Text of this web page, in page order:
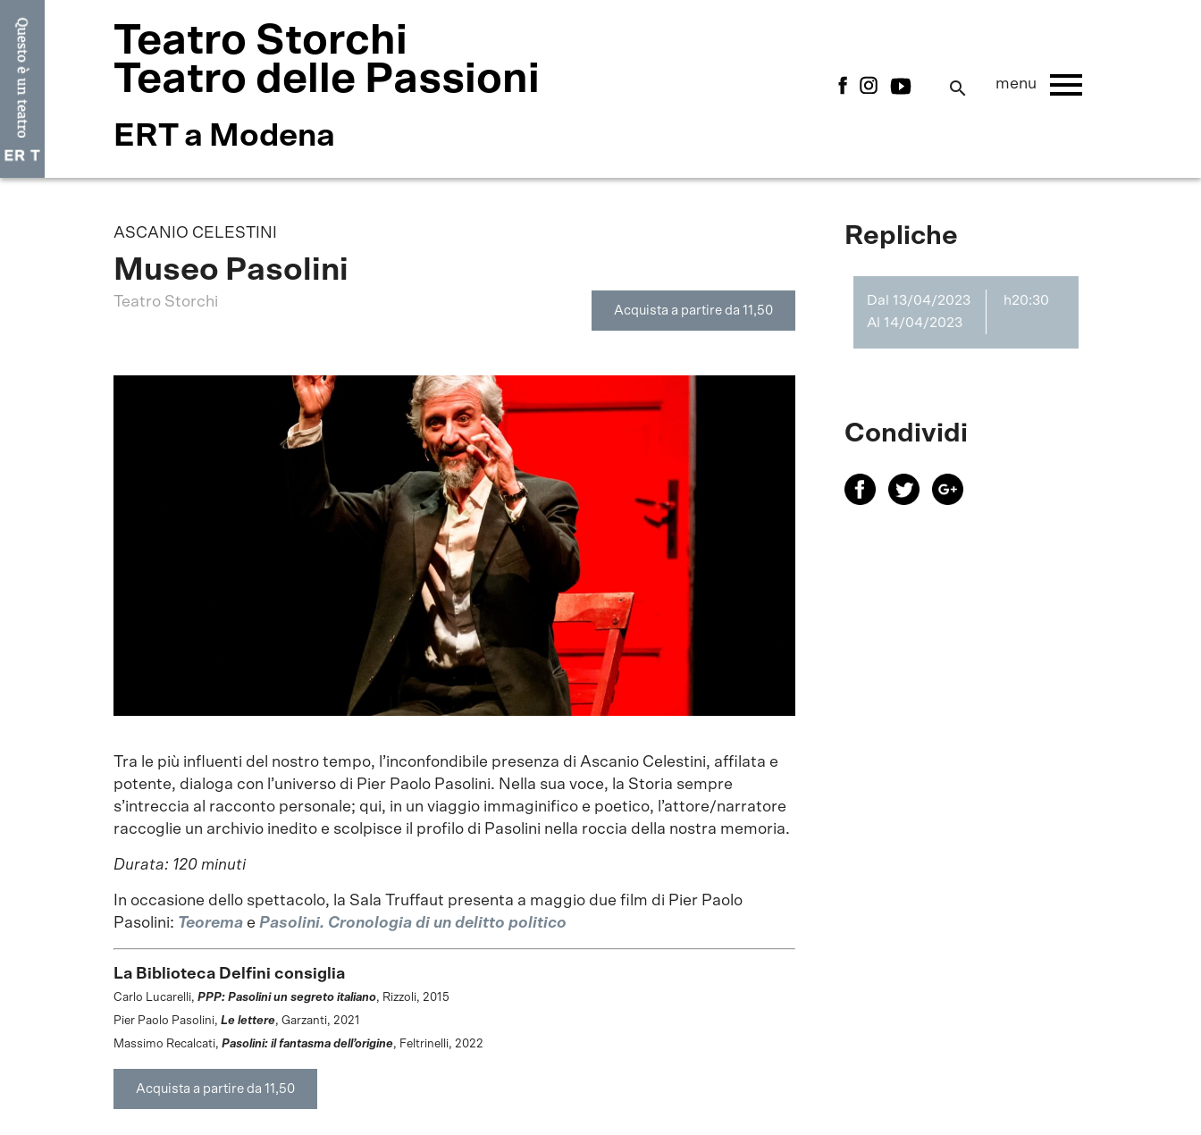
Teatro Storchi
Teatro delle Passioni
ERT a Modena
search menu menu
ASCANIO CELESTINI
Museo Pasolini
Teatro Storchi
Acquista a partire da 11,50
Tra le più influenti del nostro tempo, l’inconfondibile presenza di Ascanio Celestini, affilata e
potente, dialoga con l’universo di Pier Paolo Pasolini. Nella sua voce, la Storia sempre
s’intreccia al racconto personale; qui, in un viaggio immaginifico e poetico, l’attore/narratore
raccoglie un archivio inedito e scolpisce il profilo di Pasolini nella roccia della nostra memoria.
Durata: 120 minuti
In occasione dello spettacolo, la Sala Truffaut presenta a maggio due film di Pier Paolo
Pasolini: Teorema e Pasolini. Cronologia di un delitto politico
La Biblioteca Delfini consiglia
Carlo Lucarelli, PPP: Pasolini un segreto italiano, Rizzoli, 2015
Pier Paolo Pasolini, Le lettere, Garzanti, 2021
Massimo Recalcati, Pasolini: il fantasma dell’origine, Feltrinelli, 2022
Acquista a partire da 11,50
Repliche
Dal 13/04/2023
Al 14/04/2023
h20:30
Condividi